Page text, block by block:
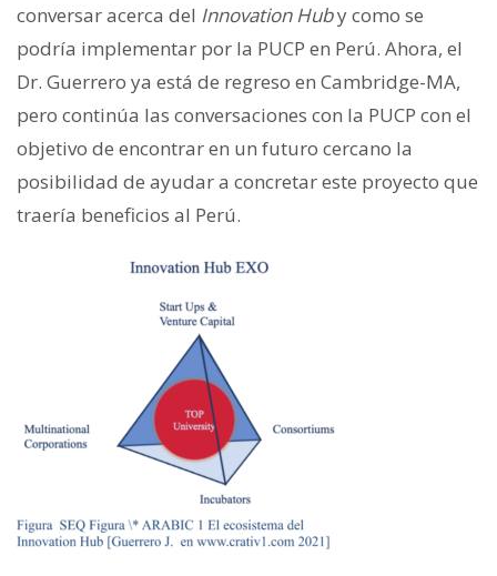
conversar acerca del Innovation Huby como se
podría implementar por la PUCP en Perú. Ahora, el
Dr. Guerrero ya está de regreso en Cambridge-MA,
pero continúa las conversaciones con la PUCP con el
objetivo de encontrar en un futuro cercano la
posibilidad de ayudar a concretar este proyecto que
traería beneficios al Perú.